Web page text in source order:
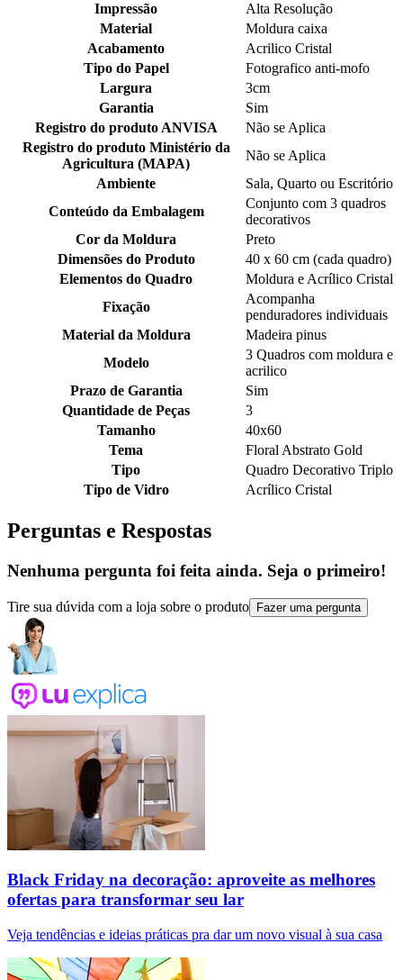
Impressão
Alta Resolução
Material
Moldura caixa
Acabamento
Acrilico Cristal
Tipo do Papel
Fotografico anti-mofo
Largura
3cm
Garantia
Sim
Registro do produto ANVISA
Não se Aplica
Registro do produto Ministério da
Agricultura (MAPA)
Não se Aplica
Ambiente
Sala, Quarto ou Escritório
Conteúdo da Embalagem
Conjunto com 3 quadros
decorativos
Cor da Moldura
Preto
Dimensões do Produto
40 x 60 cm (cada quadro)
Elementos do Quadro
Moldura e Acrílico Cristal
Fixação
Acompanha
penduradores individuais
Material da Moldura
Madeira pinus
Modelo
3 Quadros com moldura e
acrilico
Prazo de Garantia
Sim
Quantidade de Peças
3
Tamanho
40x60
Tema
Floral Abstrato Gold
Tipo
Quadro Decorativo Triplo
Tipo de Vidro
Acrílico Cristal
Perguntas e Respostas
Nenhuma pergunta foi feita ainda. Seja o primeiro!
Tire sua dúvida com a loja sobre o produto Fazer uma pergunta
Black Friday na decoração: aproveite as melhores
ofertas para transformar seu lar
Veja tendências e ideias práticas pra dar um novo visual à sua casa